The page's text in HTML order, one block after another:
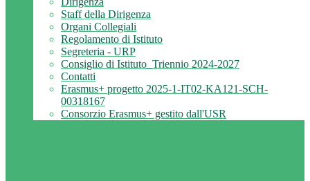
Staff della Dirigenza
Organi Collegiali
Regolamento di Istituto
Segreteria - URP
Consiglio di Istituto_Triennio 2024-2027
Contatti
Erasmus+ progetto 2025-1-IT02-KA121-SCH-
00318167
Consorzio Erasmus+ gestito dall'USR